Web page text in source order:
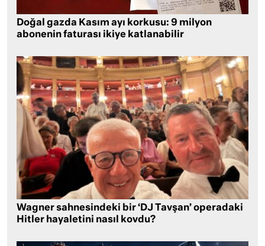
Doğal gazda Kasım ayı korkusu: 9 milyon
abonenin faturası ikiye katlanabilir
Wagner sahnesindeki bir ‘DJ Tavşan’ operadaki
Hitler hayaletini nasıl kovdu?